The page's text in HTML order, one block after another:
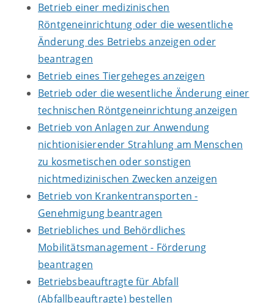
Betrieb einer medizinischen
Röntgeneinrichtung oder die wesentliche
Änderung des Betriebs anzeigen oder
beantragen
Betrieb eines Tiergeheges anzeigen
Betrieb oder die wesentliche Änderung einer
technischen Röntgeneinrichtung anzeigen
Betrieb von Anlagen zur Anwendung
nichtionisierender Strahlung am Menschen
zu kosmetischen oder sonstigen
nichtmedizinischen Zwecken anzeigen
Betrieb von Krankentransporten -
Genehmigung beantragen
Betriebliches und Behördliches
Mobilitätsmanagement - Förderung
beantragen
Betriebsbeauftragte für Abfall
(Abfallbeauftragte) bestellen